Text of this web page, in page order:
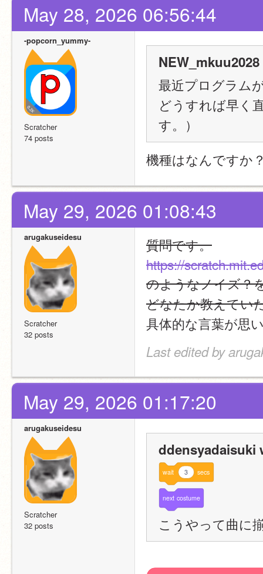
May 28, 2026 06:56:44
-popcorn_yummy-
Scratcher
74 posts
最近プログラム
どうすれば早く
す。）
機種はなんですか
May 29, 2026 01:08:43
arugakuseidesu
Scratcher
32 posts
質問です。
https://
のようなノイズ？
どなたか教えてい
具体的な言葉が思
Last edited by
May 29, 2026 01:17:20
arugakuseidesu
Scratcher
32 posts
ddensyadaisuki
wait 3 secs
next costume
こうやって曲に